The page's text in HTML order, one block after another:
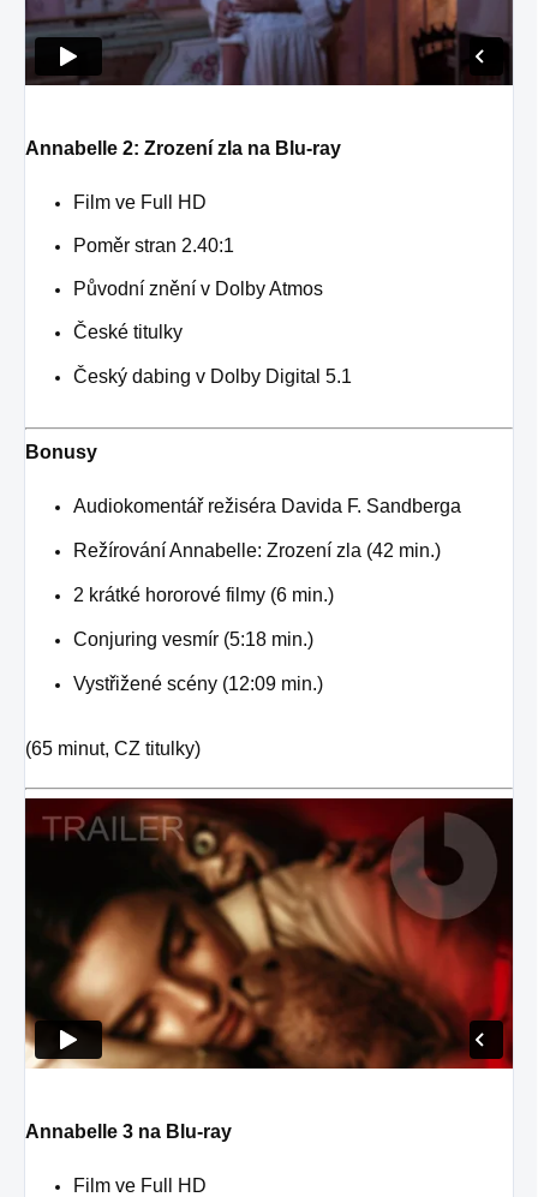
Annabelle 2: Zrození zla na Blu-ray
Film ve Full HD
Poměr stran 2.40:1
Původní znění v Dolby Atmos
České titulky
Český dabing v Dolby Digital 5.1
Bonusy
Audiokomentář režiséra Davida F. Sandberga
Režírování Annabelle: Zrození zla (42 min.)
2 krátké hororové filmy (6 min.)
Conjuring vesmír (5:18 min.)
Vystřižené scény (12:09 min.)
(65 minut, CZ titulky)
Annabelle 3 na Blu-ray
Film ve Full HD